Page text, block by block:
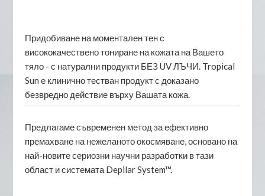
Придобиване на моментален тен с
висококачествено тониране на кожата на Вашето
тяло - с натурални продукти БЕЗ UV ЛЪЧИ. Tropical
Sun е клинично тестван продукт с доказано
безвредно действие върху Вашата кожа.
Предлагаме съвременен метод за ефективно
премахване на нежеланото окосмяване, основано на
най-новите сериозни научни разработки в тази
област и системата Depilar System™.